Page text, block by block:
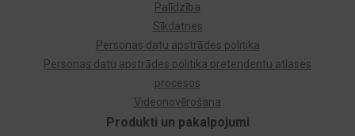
Produkti un pakalpojumi
Palīdzība
Sīkdatnes
Personas datu apstrādes politika
Personas datu apstrādes politika pretendentu atlases
procesos
Videonovērošana